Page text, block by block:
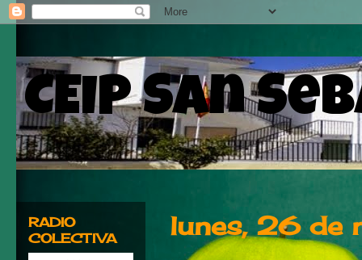
CEIP San
lunes, 26 de
RADIO
COLECTIVA